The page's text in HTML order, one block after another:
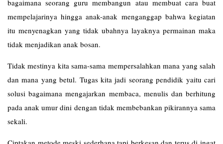
bagaimana seorang guru membangun atau membuat cara buat
mempelajarinya hingga anak-anak menganggap bahwa kegiatan
itu menyenagkan yang tidak ubahnya layaknya permainan maka
tidak menjadikan anak bosan.
Tidak mestinya kita sama-sama mempersalahkan mana yang salah
dan mana yang betul. Tugas kita jadi seorang pendidik yaitu cari
solusi bagaimana mengajarkan membaca, menulis dan berhitung
pada anak umur dini dengan tidak membebankan pikirannya sama
sekali.